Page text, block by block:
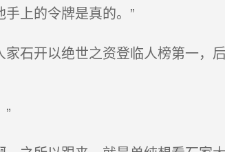
上的令牌是真的。”
石开以绝世之资登临人榜第一，